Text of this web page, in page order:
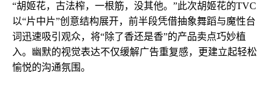
“胡姬花，古法榨，一根筋，没其他。”此次胡姬花的TVC
以“片中片”创意结构展开，前半段凭借抽象舞蹈与魔性台
词迅速吸引观众，将“除了香还是香”的产品卖点巧妙植
入。幽默的视觉表达不仅缓解广告重复感，更建立起轻松
愉悦的沟通氛围。